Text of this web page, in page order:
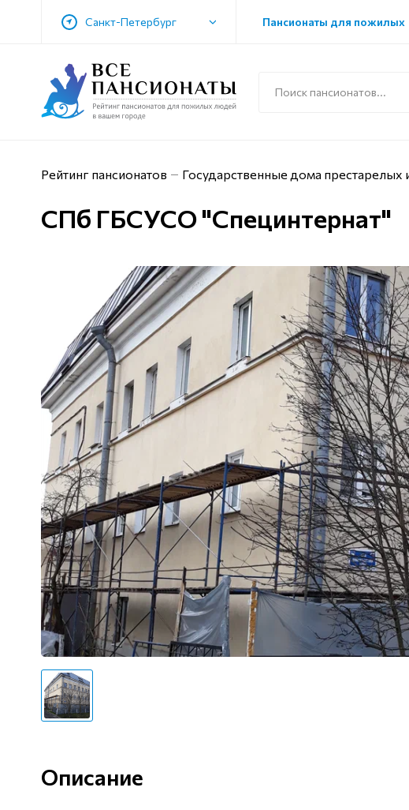
Санкт-Петербург Пансионаты для пожилых
Рейтинг пансионатов Государственные дома престарелых
СПб ГБСУСО "Специнтернат"
Описание